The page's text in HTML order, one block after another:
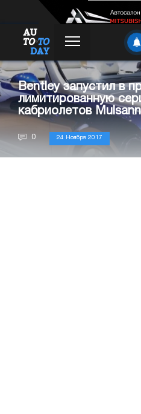
Bentley запустил в
лимитированную
кабриолетов
0 24 Ноября 2017